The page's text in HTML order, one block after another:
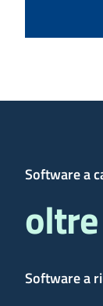
Software a
Software a